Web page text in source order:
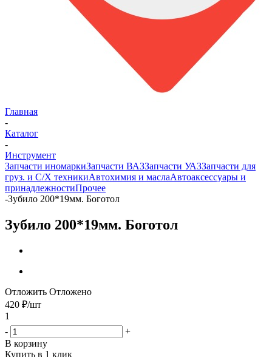
Главная
-
Каталог
-
Инструмент
Запчасти иномаркиЗапчасти ВАЗЗапчасти УАЗЗапчасти для
груз. и С/Х техникиАвтохимия и маслаАвтоаксессуары и
принадлежностиПрочее
-Зубило 200*19мм. Боготол
Зубило 200*19мм. Боготол
Отложить Отложено
420 ₽/шт
1
-
+
В корзину
Купить в 1 клик